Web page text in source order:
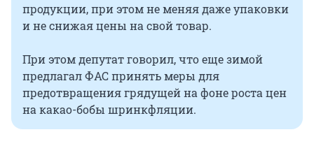
продукции, при этом не меняя даже упаковки
и не снижая цены на свой товар.
При этом депутат говорил, что еще зимой
предлагал ФАС принять меры для
предотвращения грядущей на фоне роста цен
на какао-бобы шринкфляции.